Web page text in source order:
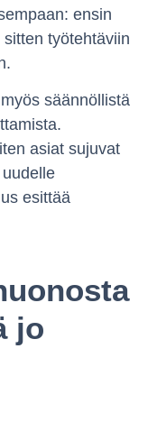
ensin
työtehtäviin
säännöllistä
asiat sujuvat
esittää
jo